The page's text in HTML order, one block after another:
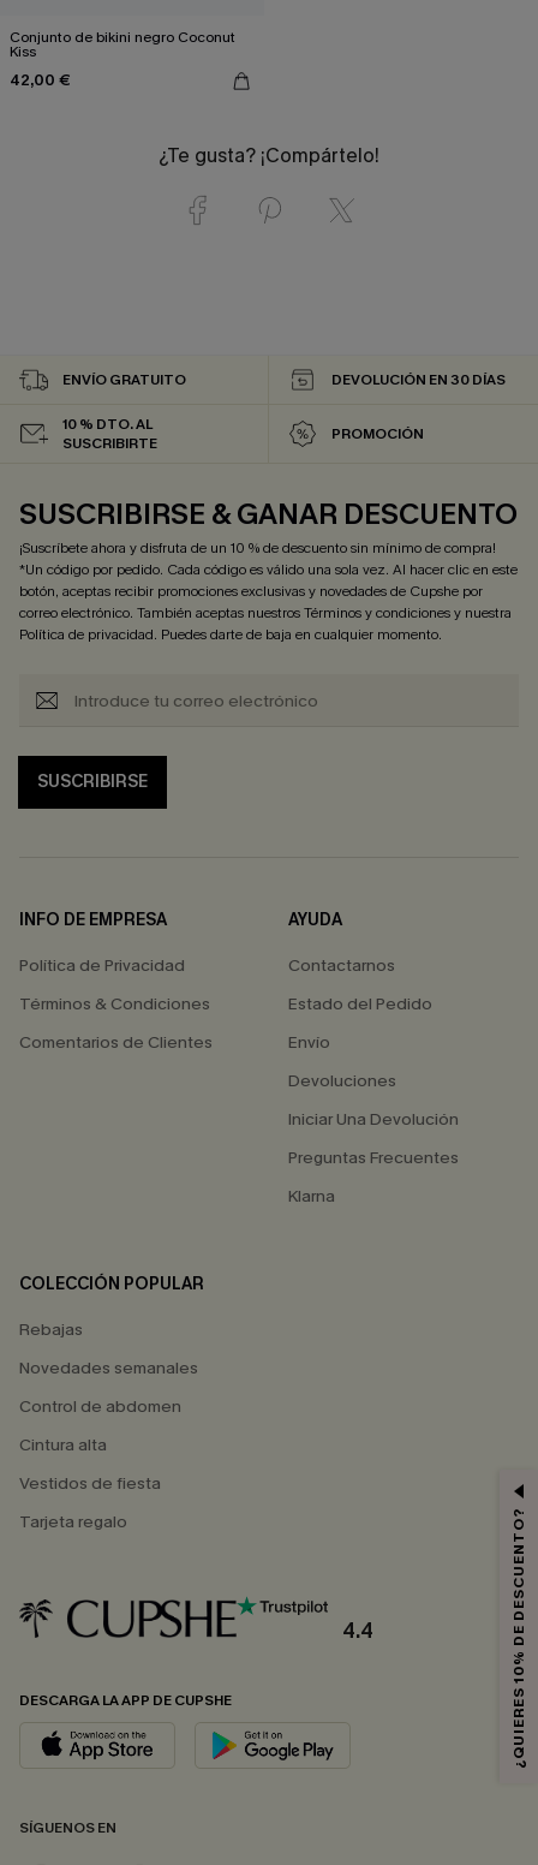
Conjunto de bikini negro Coconut
Kiss
42,00 €
¿Te gusta? ¡Compártelo!
ENVÍO GRATUITO DEVOLUCIÓN EN 30 DÍAS
10 % DTO. AL
SUSCRIBIRTE
PROMOCIÓN
SUSCRIBIRSE & GANAR DESCUENTO
¡Suscríbete ahora y disfruta de un 10 % de descuento sin mínimo de compra!
*Un código por pedido. Cada código es válido una sola vez. Al hacer clic en este
botón, aceptas recibir promociones exclusivas y novedades de Cupshe por
correo electrónico. También aceptas nuestrosTérminos y condicionesy nuestra
Política de privacidad. Puedes darte de baja en cualquier momento.
SUSCRIBIRSE
INFO DE EMPRESA
Política de Privacidad
Términos & Condiciones
Comentarios de Clientes
AYUDA
Contactarnos
Estado del Pedido
Envío
Devoluciones
Iniciar Una Devolución
Preguntas Frecuentes
Klarna
COLECCIÓN POPULAR
Rebajas
Novedades semanales
Control de abdomen
Cintura alta
Vestidos de fiesta
Tarjeta regalo
4.4
DESCARGA LA APP DE CUPSHE
SÍGUENOS EN
¿QUIERES 10% DE DESCUENTO?